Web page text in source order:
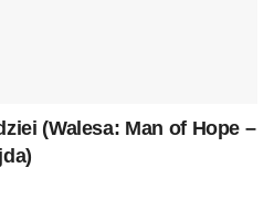
(Walesa: Man of Hope –